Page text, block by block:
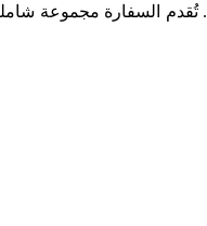
. تُقدم السفارة مجموعة